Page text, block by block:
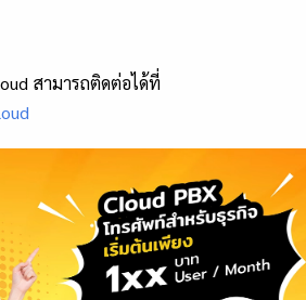
สามารถติดต่อได้ที่